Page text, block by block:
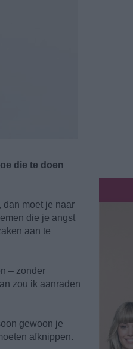
die te doen
dan moet je naar
die je angst
aan te
– zonder
zou ik aanraden
gewoon je
afknippen.